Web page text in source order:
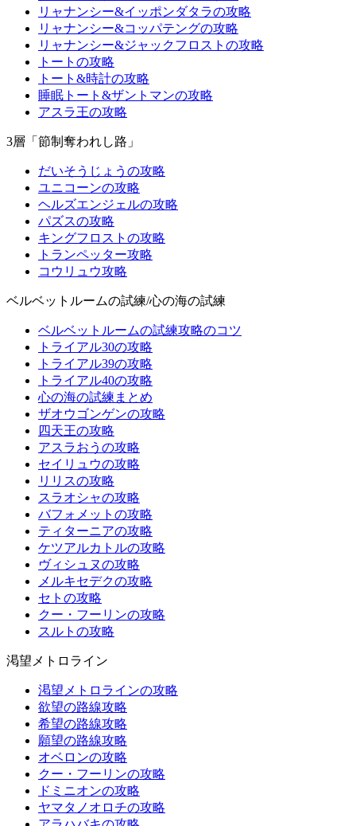
リャナンシー&イッポンダタラの攻略
リャナンシー&コッパテングの攻略
リャナンシー&ジャックフロストの攻略
トートの攻略
トート&時計の攻略
睡眠トート&ザントマンの攻略
アスラ王の攻略
3層「節制奪われし路」
だいそうじょうの攻略
ユニコーンの攻略
ヘルズエンジェルの攻略
パズスの攻略
キングフロストの攻略
トランペッター攻略
コウリュウ攻略
ベルベットルームの試練/心の海の試練
ベルベットルームの試練攻略のコツ
トライアル30の攻略
トライアル39の攻略
トライアル40の攻略
心の海の試練まとめ
ザオウゴンゲンの攻略
四天王の攻略
アスラおうの攻略
セイリュウの攻略
リリスの攻略
スラオシャの攻略
バフォメットの攻略
ティターニアの攻略
ケツアルカトルの攻略
ヴィシュヌの攻略
メルキセデクの攻略
セトの攻略
クー・フーリンの攻略
スルトの攻略
渇望メトロライン
渇望メトロラインの攻略
欲望の路線攻略
希望の路線攻略
願望の路線攻略
オベロンの攻略
クー・フーリンの攻略
ドミニオンの攻略
ヤマタノオロチの攻略